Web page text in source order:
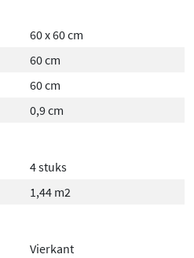
60 x 60 cm
60 cm
60 cm
0,9 cm
4 stuks
1,44 m2
Vierkant